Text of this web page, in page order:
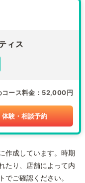
ィス
コース料金 52,000円
体験・相談予約
作成しています。時期
たり、店舗によって内
ご確認ください。